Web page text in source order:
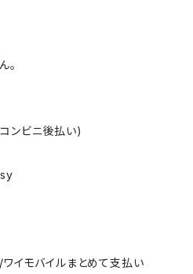
。
ンビニ後払い)
ワイモバイルまとめて支払い